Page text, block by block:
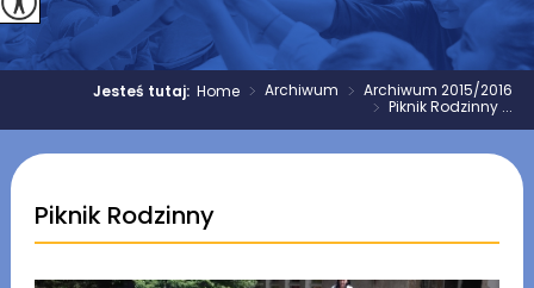
Jesteś tutaj:Home > Archiwum > Archiwum 2015/2016
> Piknik Rodzinny ...
Piknik Rodzinny